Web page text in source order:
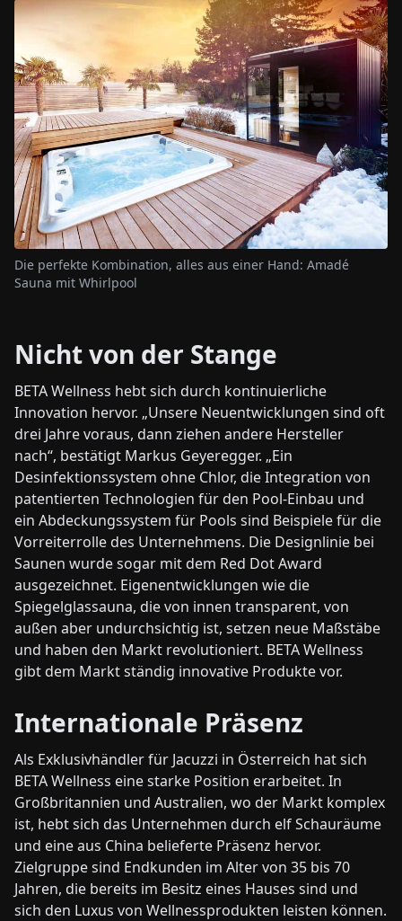
Die perfekte Kombination, alles aus einer Hand: Amadé
Sauna mit Whirlpool
Nicht von der Stange
BETA Wellness hebt sich durch kontinuierliche
Innovation hervor. „Unsere Neuentwicklungen sind oft
drei Jahre voraus, dann ziehen andere Hersteller
nach“, bestätigt Markus Geyeregger. „Ein
Desinfektionssystem ohne Chlor, die Integration von
patentierten Technologien für den Pool-Einbau und
ein Abdeckungssystem für Pools sind Beispiele für die
Vorreiterrolle des Unternehmens. Die Designlinie bei
Saunen wurde sogar mit dem Red Dot Award
ausgezeichnet. Eigenentwicklungen wie die
Spiegelglassauna, die von innen transparent, von
außen aber undurchsichtig ist, setzen neue Maßstäbe
und haben den Markt revolutioniert. BETA Wellness
gibt dem Markt ständig innovative Produkte vor.
Internationale Präsenz
Als Exklusivhändler für Jacuzzi in Österreich hat sich
BETA Wellness eine starke Position erarbeitet. In
Großbritannien und Australien, wo der Markt komplex
ist, hebt sich das Unternehmen durch elf Schauräume
und eine aus China belieferte Präsenz hervor.
Zielgruppe sind Endkunden im Alter von 35 bis 70
Jahren, die bereits im Besitz eines Hauses sind und
sich den Luxus von Wellnessprodukten leisten können.